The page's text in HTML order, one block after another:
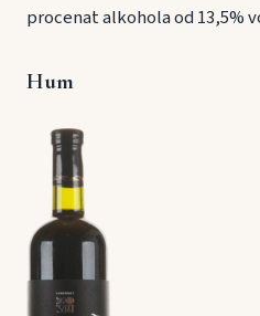
procenat alkohola od 13,5%
Hum